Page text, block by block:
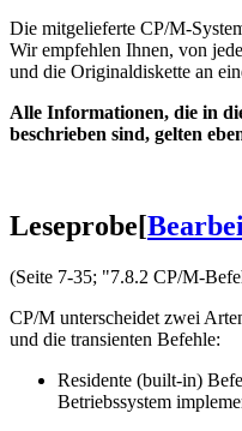
Die mitgelieferte CP/M-
Wir empfehlen Ihnen, von
und die Originaldiskette an
Alle Informationen, die in
beschrieben sind, gelten
Leseprobe[
(Seite 7-35; "7.8.2 CP/M-
CP/M unterscheidet zwei
und die transienten Befehle:
Residente (built-in)
Betriebssystem